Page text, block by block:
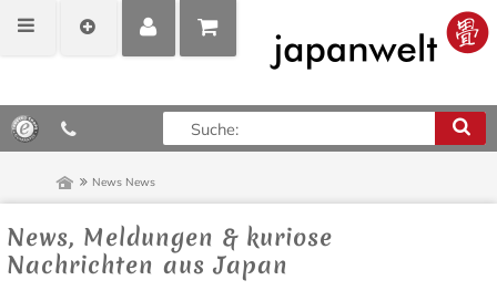
MEIN
POSITIONEN
ANZEIGEN
0,00 €*
News News
News, Meldungen & kuriose
Nachrichten aus Japan